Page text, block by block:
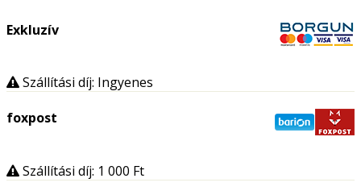
Exkluzív
Szállítási díj: Ingyenes
foxpost
Szállítási díj: 1 000 Ft